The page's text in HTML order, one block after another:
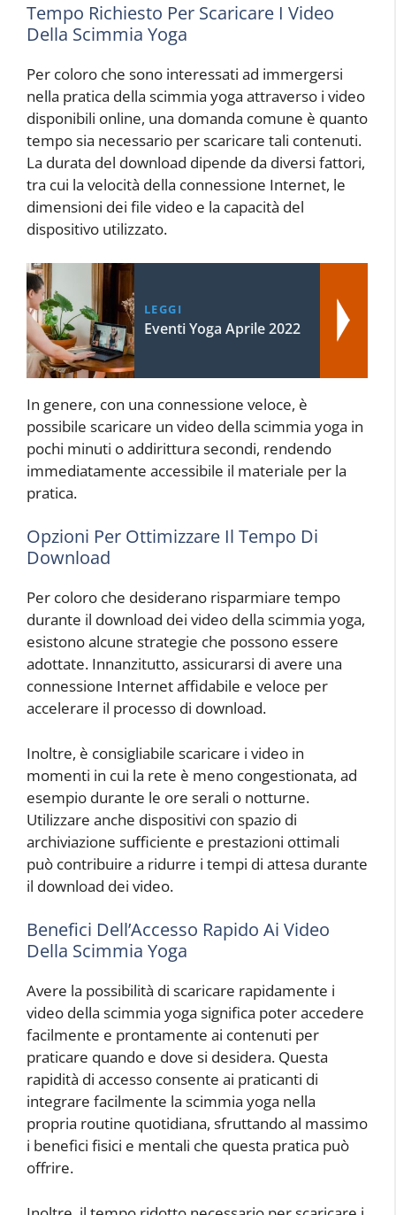
Tempo Richiesto Per Scaricare I Video
Della Scimmia Yoga
Per coloro che sono interessati ad immergersi
nella pratica della scimmia yoga attraverso i video
disponibili online, una domanda comune è quanto
tempo sia necessario per scaricare tali contenuti.
La durata del download dipende da diversi fattori,
tra cui la velocità della connessione Internet, le
dimensioni dei file video e la capacità del
dispositivo utilizzato.
LEGGI
Eventi Yoga Aprile 2022
In genere, con una connessione veloce, è
possibile scaricare un video della scimmia yoga in
pochi minuti o addirittura secondi, rendendo
immediatamente accessibile il materiale per la
pratica.
Opzioni Per Ottimizzare Il Tempo Di
Download
Per coloro che desiderano risparmiare tempo
durante il download dei video della scimmia yoga,
esistono alcune strategie che possono essere
adottate. Innanzitutto, assicurarsi di avere una
connessione Internet affidabile e veloce per
accelerare il processo di download.
Inoltre, è consigliabile scaricare i video in
momenti in cui la rete è meno congestionata, ad
esempio durante le ore serali o notturne.
Utilizzare anche dispositivi con spazio di
archiviazione sufficiente e prestazioni ottimali
può contribuire a ridurre i tempi di attesa durante
il download dei video.
Benefici Dell’Accesso Rapido Ai Video
Della Scimmia Yoga
Avere la possibilità di scaricare rapidamente i
video della scimmia yoga significa poter accedere
facilmente e prontamente ai contenuti per
praticare quando e dove si desidera. Questa
rapidità di accesso consente ai praticanti di
integrare facilmente la scimmia yoga nella
propria routine quotidiana, sfruttando al massimo
i benefici fisici e mentali che questa pratica può
offrire.